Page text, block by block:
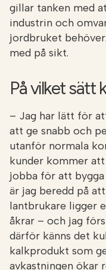
gillar tanken med
industrin och
jordbruket
med på sikt.
På vilket sätt
– Jag har lätt för
att ge snabb och
utanför normala
kunder kommer
jobba för att
är jag beredd på
lantbrukare ligger
åkrar – och jag
därför känns det
kalkprodukt som
avkastningen ökar